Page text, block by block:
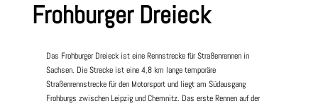
Frohburger Dreieck
Das Frohburger Dreieck ist eine Rennstrecke für Straßenrennen in
Sachsen. Die Strecke ist eine 4,8 km lange temporäre
Straßenrennstrecke für den Motorsport und liegt am Südausgang
Frohburgs zwischen Leipzig und Chemnitz. Das erste Rennen auf der